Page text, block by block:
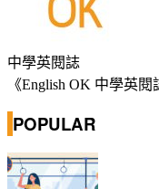
中學英閱誌
《English OK 中學英
POPULAR